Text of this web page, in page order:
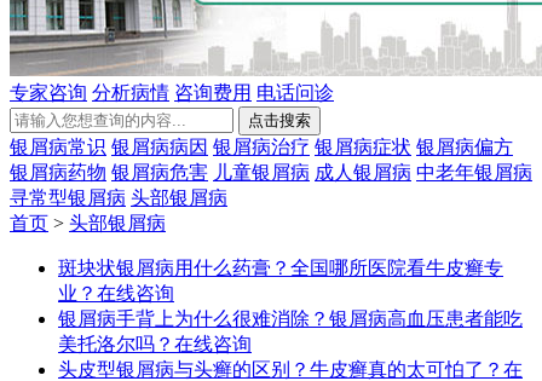
专家咨询 分析病情 咨询费用 电话问诊
银屑病常识 银屑病病因 银屑病治疗 银屑病症状 银屑病偏方
银屑病药物 银屑病危害 儿童银屑病 成人银屑病 中老年银屑病
寻常型银屑病 头部银屑病
首页 > 头部银屑病
斑块状银屑病用什么药膏？全国哪所医院看牛皮癣专
业？ 在线咨询
银屑病手背上为什么很难消除？银屑病高血压患者能吃
美托洛尔吗？ 在线咨询
头皮型银屑病与头癣的区别？牛皮癣真的太可怕了？ 在